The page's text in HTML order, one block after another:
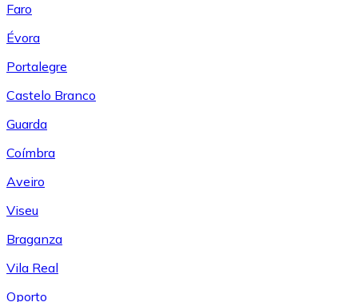
Faro
Évora
Portalegre
Castelo Branco
Guarda
Coímbra
Aveiro
Viseu
Braganza
Vila Real
Oporto